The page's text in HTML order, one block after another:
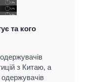
та кого
з Китаю, а